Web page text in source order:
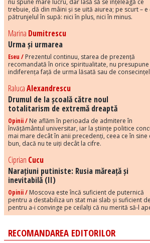
trebuie, dă din mâini și se uită aiurea; pe scurt – e
pătrunjelul în supă: nici în plus, nici în minus.
Marina Dumitrescu
Urma și urmarea
Eseu / Prezentul continuu, starea de prezență
recomandată în orice spiritualitate, nu presupune
indiferența față de urma lăsată sau de
RalucaAlexandrescu
Drumul de la școală către noul
totalitarism de extremă dreaptă
Opinii / Ne aflăm în perioada de admitere în
învățământul universitar, iar la științe politice
mai mare decât în anii precedenți, ceea ce în sine
bun, dacă nu te uiți decât la cifre.
Ciprian Cucu
Narațiuni putiniste: Rusia măreață și
inevitabilă (II)
Opinii / Moscova este încă suficient de puternică
pentru a destabiliza un stat mai slab și suficient
pentru a-i convinge pe ceilalți că nu merită să-l
RECOMANDAREA EDITORILOR